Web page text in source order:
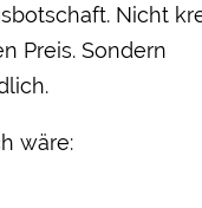
Nicht
Preis. Sondern
wäre: